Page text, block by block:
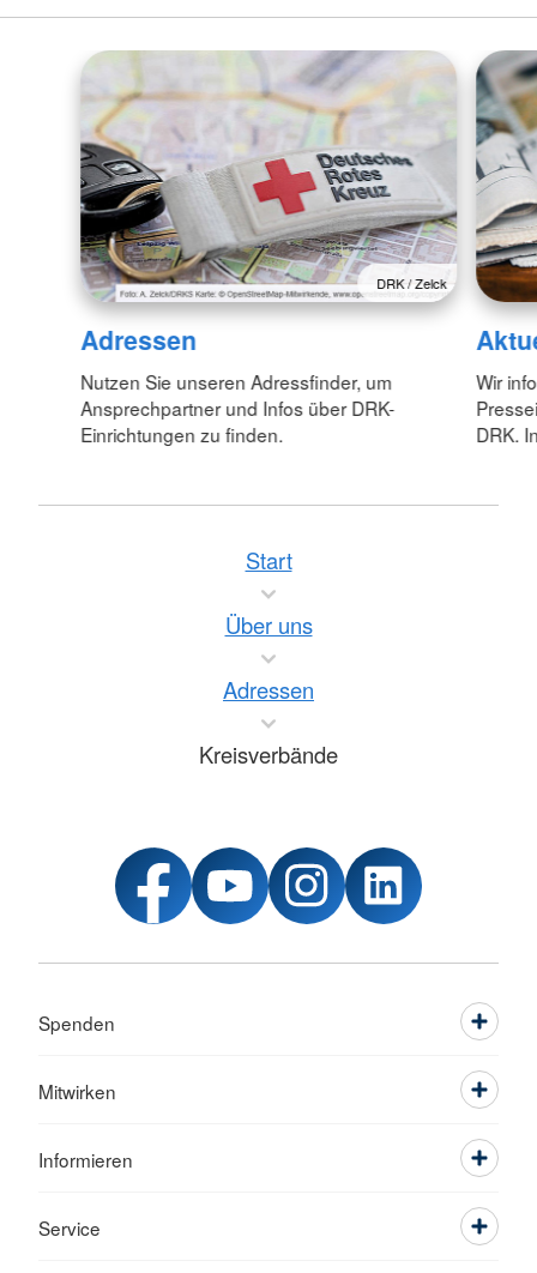
DRK / Zelck
Adressen
Nutzen Sie unseren Adressfinder, um
Ansprechpartner und Infos über DRK-
Einrichtungen zu finden.
Wir
DRK.
Start
Über uns
Adressen
Kreisverbände
Spenden
Mitwirken
Informieren
Service